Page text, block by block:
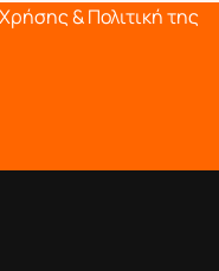
& Πολιτική της